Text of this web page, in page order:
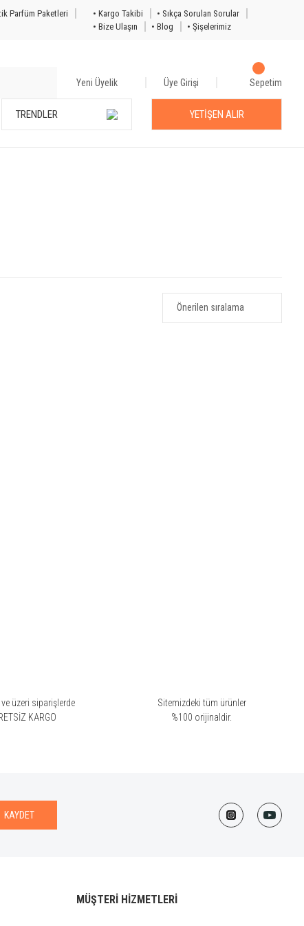
Parfüm Paketleri
• Kargo Takibi
• Sıkça Sorulan Sorular
• Bize Ulaşın
• Blog
• Şişelerimiz
Yeni Üyelik Üye Girişi Sepetim
TRENDLER YETİŞEN ALIR
üzeri siparişlerde
KARGO
Sitemizdeki tüm ürünler
%100 orijinaldir.
KAYDET
MÜŞTERİ HİZMETLERİ